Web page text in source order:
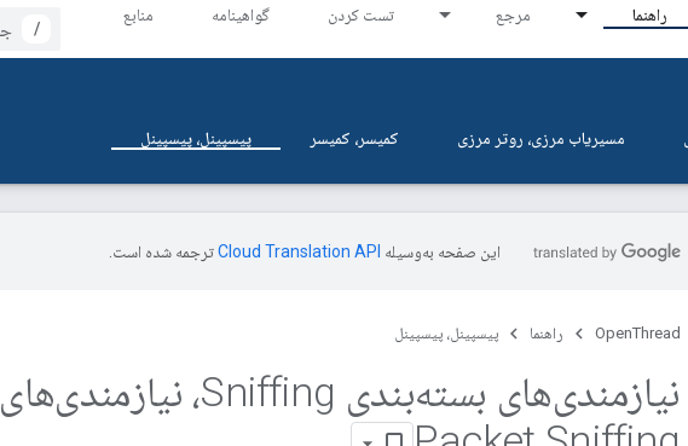
راهنما مرجع تست کردن گواهینامه منابع
/
مسیریاب مرزی، روتر مرزی کمیسر، کمیسر پیسپینل، پیسپینل
این صفحه به‌وسیله ترجمه شده است.
OpenThread راهنما پیسپینل، پیسپینل
نیازمندی‌های بسته‌بندی Sniffing، نیازمندی‌های